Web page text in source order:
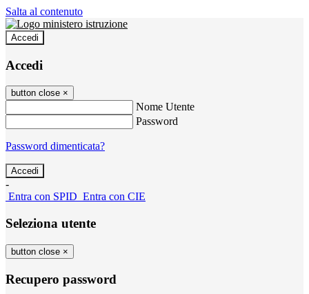
Salta al contenuto
Accedi
Accedi
button close ×
Nome Utente
Password
Password dimenticata?
-
Entra con SPID Entra con CIE
Seleziona utente
button close ×
Recupero password